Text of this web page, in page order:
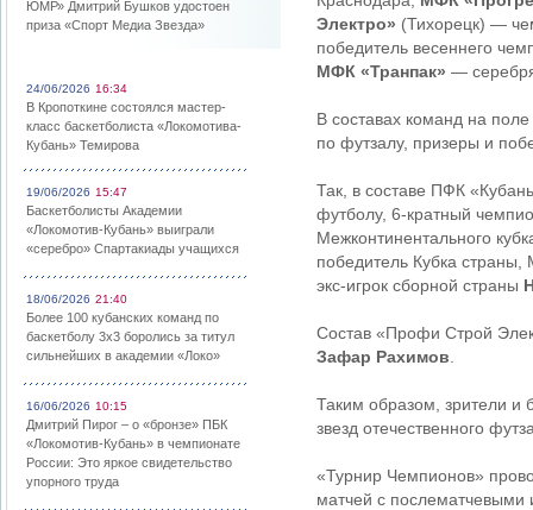
ЮМР» Дмитрий Бушков удостоен
приза «Спорт Медиа Звезда»
24/06/2026 16:34
В Кропоткине состоялся мастер-
класс баскетболиста «Локомотива-
Кубань» Темирова
19/06/2026 15:47
Баскетболисты Академии
«Локомотив-Кубань» выиграли
«серебро» Спартакиады учащихся
18/06/2026 21:40
Более 100 кубанских команд по
баскетболу 3х3 боролись за титул
сильнейших в академии «Локо»
16/06/2026 10:15
Дмитрий Пирог – о «бронзе» ПБК
«Локомотив-Кубань» в чемпионате
России: Это яркое свидетельство
упорного труда
Электро» (Тихорецк) —
победитель весеннего
МФК «Транпак» —
В составах команд на
по футзалу, призеры и
Так, в составе ПФК
футболу, 6-кратный
Межконтинентального
победитель Кубка страны,
экс-игрок сборной страны
Состав «Профи Строй
Зафар Рахимов
Таким образом, зрители и
звезд отечественного
«Турнир Чемпионов»
матчей с послематчевыми